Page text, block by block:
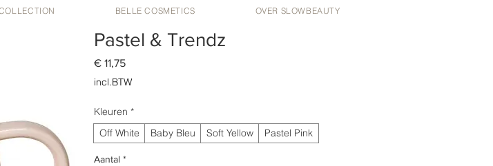
BELLE COSMETICS OVER SLOWBEAUTY
Pastel & Trendz
€ 11,75Prijs
incl.BTW
Kleuren *
Off White
Baby Bleu Soft Yellow Pastel Pink
Aantal *